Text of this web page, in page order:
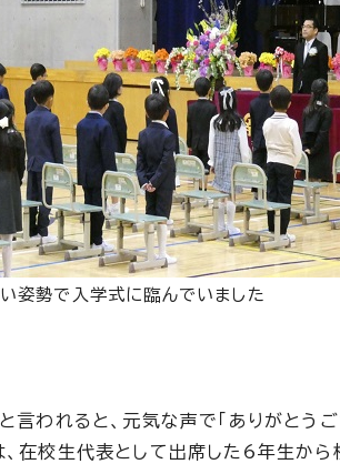
姿勢で入学式に臨んでいました
言われると、元気な声で「ありがとう
、在校生代表として出席した6年生から